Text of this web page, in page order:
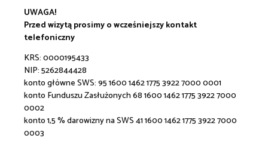
UWAGA!
Przed wizytą prosimy o wcześniejszy kontakt
telefoniczny
KRS: 0000195433
NIP: 5262844428
konto główne SWS:95 1600 1462 1775 3922 7000 0001
konto Funduszu Zasłużonych 68 1600 1462 1775 3922 7000
0002
konto 1,5 % darowizny na SWS 41 1600 1462 1775 3922 7000
0003